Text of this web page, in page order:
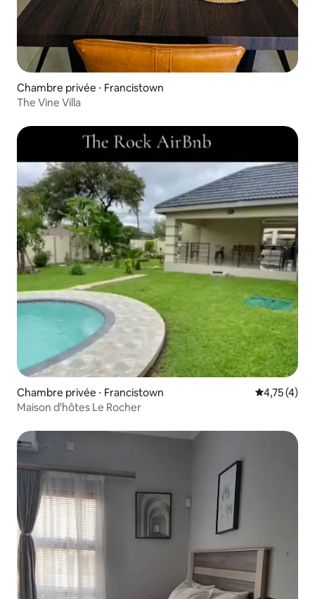
Chambre privée ⋅ Francistown
The Vine Villa
Chambre privée ⋅ Francistown Évaluation
4,75 (4)
Maison d'hôtes Le Rocher